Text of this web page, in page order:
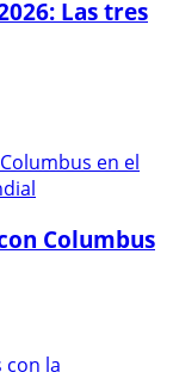
Las tres
Columbus